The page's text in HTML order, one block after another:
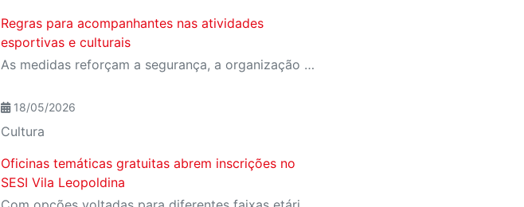
Regras para acompanhantes nas atividades
esportivas e culturais
As medidas reforçam a segurança, a organização e o controle de acesso nas dependências da unidade.
18/05/2026
Cultura
Oficinas temáticas gratuitas abrem inscrições no
SESI Vila Leopoldina